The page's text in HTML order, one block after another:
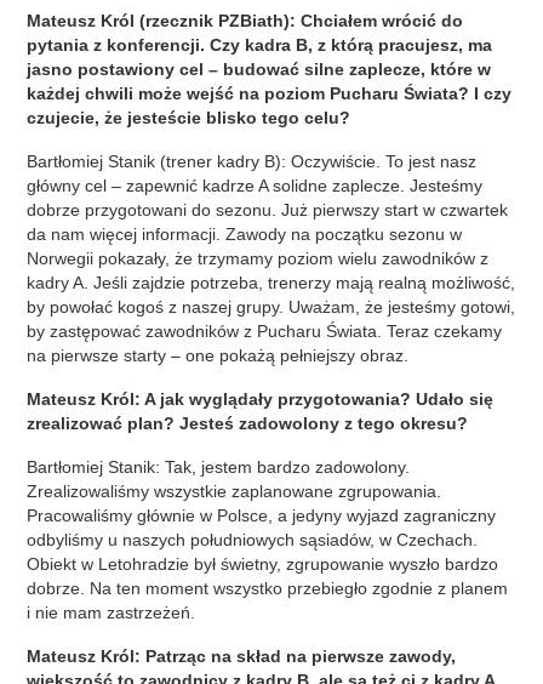
Mateusz Król (rzecznik PZBiath): Chciałem wrócić do
pytania z konferencji. Czy kadra B, z którą pracujesz, ma
jasno postawiony cel – budować silne zaplecze, które w
każdej chwili może wejść na poziom Pucharu Świata? I czy
czujecie, że jesteście blisko tego celu?
Bartłomiej Stanik (trener kadry B): Oczywiście. To jest nasz
główny cel – zapewnić kadrze A solidne zaplecze. Jesteśmy
dobrze przygotowani do sezonu. Już pierwszy start w czwartek
da nam więcej informacji. Zawody na początku sezonu w
Norwegii pokazały, że trzymamy poziom wielu zawodników z
kadry A. Jeśli zajdzie potrzeba, trenerzy mają realną możliwość,
by powołać kogoś z naszej grupy. Uważam, że jesteśmy gotowi,
by zastępować zawodników z Pucharu Świata. Teraz czekamy
na pierwsze starty – one pokażą pełniejszy obraz.
Mateusz Król: A jak wyglądały przygotowania? Udało się
zrealizować plan? Jesteś zadowolony z tego okresu?
Bartłomiej Stanik: Tak, jestem bardzo zadowolony.
Zrealizowaliśmy wszystkie zaplanowane zgrupowania.
Pracowaliśmy głównie w Polsce, a jedyny wyjazd zagraniczny
odbyliśmy u naszych południowych sąsiadów, w Czechach.
Obiekt w Letohradzie był świetny, zgrupowanie wyszło bardzo
dobrze. Na ten moment wszystko przebiegło zgodnie z planem
i nie mam zastrzeżeń.
Mateusz Król: Patrząc na skład na pierwsze zawody,